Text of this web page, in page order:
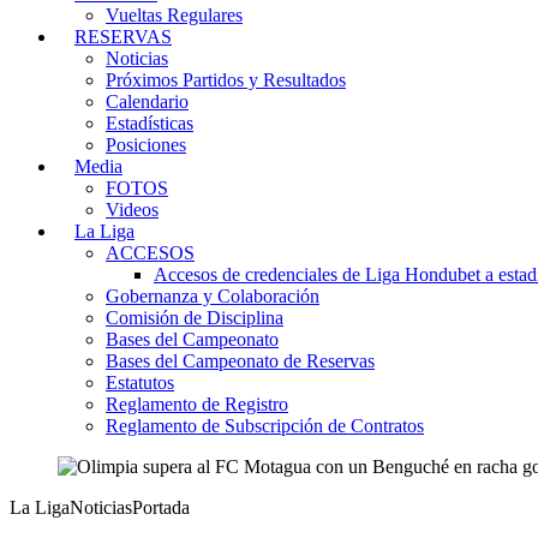
Vueltas Regulares
RESERVAS
Noticias
Próximos Partidos y Resultados
Calendario
Estadísticas
Posiciones
Media
FOTOS
Videos
La Liga
ACCESOS
Accesos de credenciales de Liga Hondubet a
Gobernanza y Colaboración
Comisión de Disciplina
Bases del Campeonato
Bases del Campeonato de Reservas
Estatutos
Reglamento de Registro
Reglamento de Subscripción de Contratos
La LigaNoticiasPortada